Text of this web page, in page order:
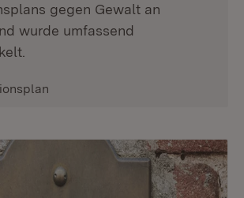
gegen Gewalt an
wurde umfassend